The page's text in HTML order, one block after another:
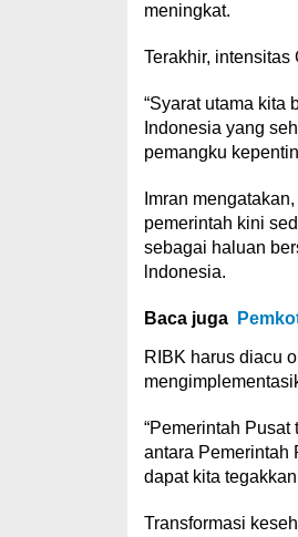
meningkat.
Terakhir,
“Syarat utama kita
Indonesia yang
pemangku
Imran
pemerintah kini
sebagai haluan
lndonesia.
Baca juga
RIBK harus diacu
“Pemerintah
antara Pemerintah
dapat kita
Transformasi